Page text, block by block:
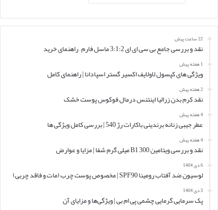
22 ساعت پیش
نقد و بررسی جامع بی سی ای ای 3:1:2 ماسل فارم – راهنمای خرید
1 هفته پیش
ویژگی های کپسول لاولایف اکسیر گستر اسپادانا | راهنمای کامل
2 هفته پیش
نقد کرم بدن زرالیا اینتنس درمال فوکوس پوست خشک
4 هفته پیش
عطر جیبی زنانه برندینی باکارات رژ 540 | بررسی کامل ویژگی ها
4 هفته پیش
نقد و بررسی ویتامین B1 300 میلی گرم شفا | مزایا و عوارض
6 دی 1404
لوسیون ضد آفتاب رومینا SPF90 | مخصوص پوست چرب (مات و فاقد چربی)
3 دی 1404
پک سرمایی گرمایی چشمی پی ام بی | ویژگی‌ها و مزایای آن